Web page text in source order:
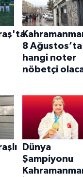
8 Ağustos’ta
hangi noter
nöbetçi
Dünya
Şampiyonu